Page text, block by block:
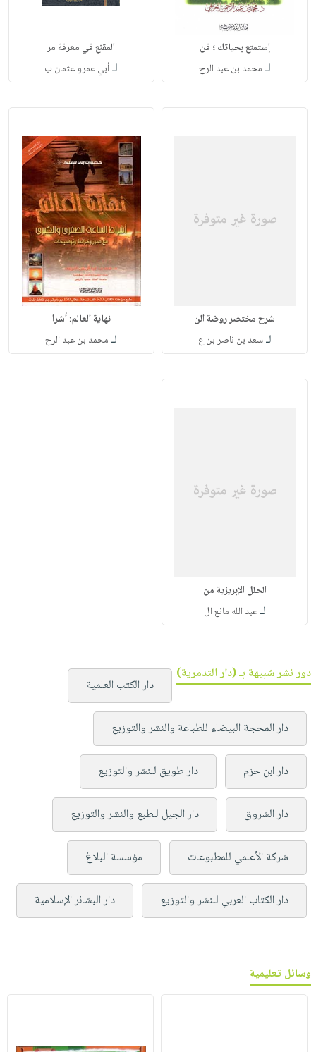
إستمتع بحياتك ؛ فن
لـ محمد بن عبد الرح
المقنع في معرفة مر
لـأبي عمرو عثمان ب
شرح مختصر روضة الن
لـسعد بن ناصر بن ع
نهاية العالم: أشرا
لـ محمد بن عبد الرح
الحلل الإبريزية من
لـعبد الله مانع ال
دور نشر شبيهة بـ (دار التدمرية)
دار الكتب العلمية
دار المحجة البيضاء للطباعة والنشر والتوزيع
دار ابن حزم دار طويق للنشر والتوزيع
دار الشروق دار الجيل للطبع والنشر والتوزيع
شركة الأعلمي للمطبوعات مؤسسة البلاغ
دار الكتاب العربي للنشر والتوزيع دار البشائر الإسلامية
وسائل تعليمية